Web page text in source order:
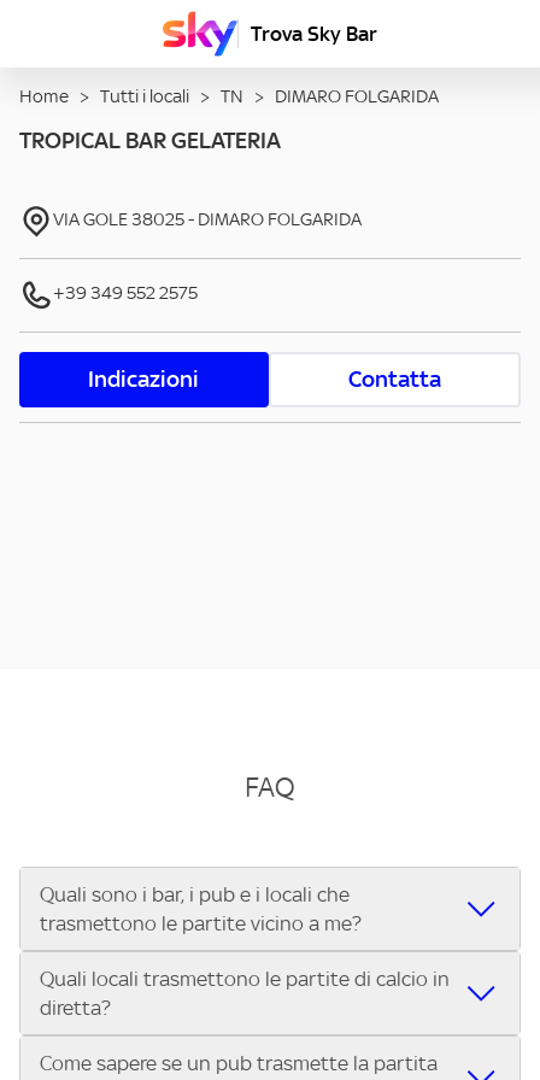
Trova Sky Bar
Home > Tutti i locali > TN > DIMARO FOLGARIDA
TROPICAL BAR GELATERIA
VIA GOLE38025- DIMARO FOLGARIDA
+39 349 552 2575
Indicazioni Contatta
FAQ
Quali sono i bar, i pub e i locali che
trasmettono le partite vicino a me?
Se cerchi un bar, pub, ristorante o locale vicino a te per
vedere le partite di Serie A ENILIVE, la Serie C Sky Wifi, la
UEFA Champions League, la UEFA Europa League, la UEFA
Conference League, il Tennis, la Formula 1®, la MotoGP™ e
Quali locali trasmettono le partite di calcio in
diretta?
Vuoi sapere quali bar, pub o ristoranti mostrano le partite
Come sapere se un pub trasmette la partita